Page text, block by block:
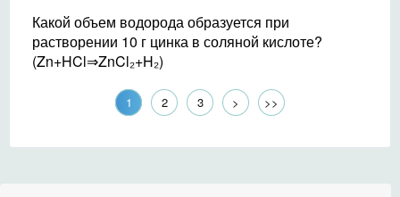
Какой объем водорода образуется при
растворении 10 г цинка в соляной кислоте?
(Zn+HCl⇒ZnCl₂+H₂)
1 2 3 > >>